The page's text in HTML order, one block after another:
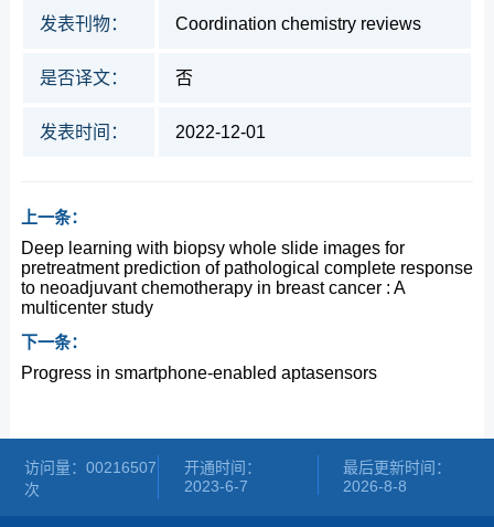
发表刊物： Coordination chemistry reviews
是否译文： 否
发表时间： 2022-12-01
上一条：
Deep learning with biopsy whole slide images for
pretreatment prediction of pathological complete response
to neoadjuvant chemotherapy in breast cancer : A
multicenter study
下一条：
Progress in smartphone-enabled aptasensors
访问量：00216507
次
开通时间：
2023-6-7
最后更新时间：
2026-8-8